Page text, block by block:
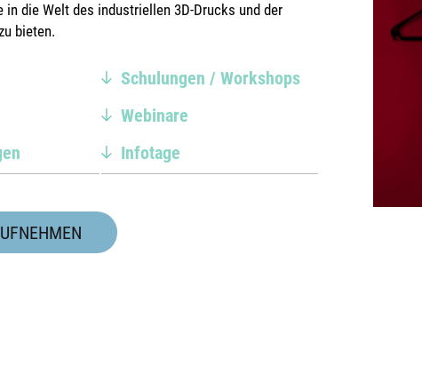
in die Welt des industriellen 3D-Drucks und der
bieten.
Schulungen / Workshops
Webinare
Infotage